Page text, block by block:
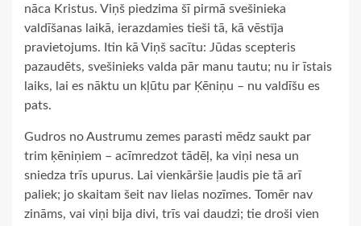
nāca Kristus. Viņš piedzima šī pirmā svešinieka
valdīšanas laikā, ierazdamies tieši tā, kā vēstīja
pravietojums. Itin kā Viņš sacītu: Jūdas scepteris
pazaudēts, svešinieks valda pār manu tautu; nu ir īstais
laiks, lai es nāktu un kļūtu par Ķēniņu – nu valdīšu es
pats.
Gudros no Austrumu zemes parasti mēdz saukt par
trim ķēniņiem – acīmredzot tādēļ, ka viņi nesa un
sniedza trīs upurus. Lai vienkāršie ļaudis pie tā arī
paliek; jo skaitam šeit nav lielas nozīmes. Tomēr nav
zināms, vai viņi bija divi, trīs vai daudzi; tie droši vien